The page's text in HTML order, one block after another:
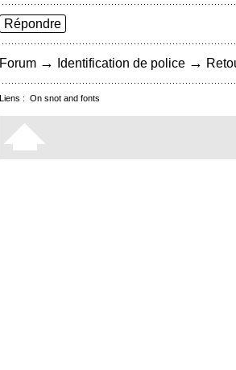
Répondre
Forum → Identification de police →
Liens : On snot and fonts